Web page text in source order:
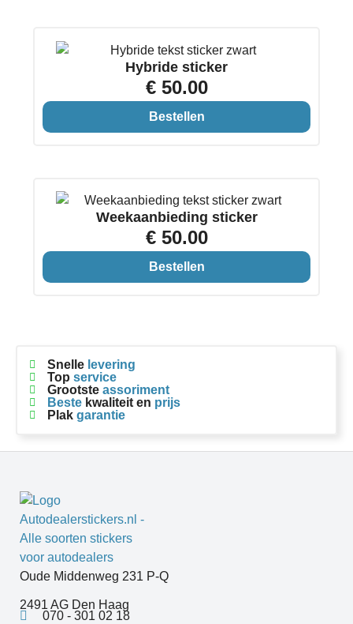
Hybride sticker
€ 50.00
Bestellen
Weekaanbieding sticker
€ 50.00
Bestellen
Snelle levering
Top service
Grootste assoriment
Bestekwaliteit en prijs
Plak garantie
Oude Middenweg 231 P-Q
2491 AG Den Haag
070 - 301 02 18